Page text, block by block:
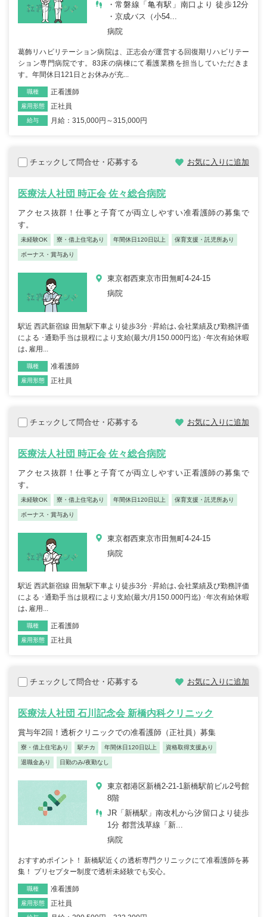
・常磐線「亀有駅」南口より 徒歩12分
・京成バス（小54...
病院
葛飾リハビリテーション病院は、正志会が運営する回復期リハビリテー
ション専門病院です。83床の病棟にて看護業務を担当していただきま
す。年間休日121日とお休みが充...
職種 正看護師
雇用形態 正社員
給与 月給：315,000円～315,000円
チェックして問合せ・応募する お気に入りに追加
医療法人社団 時正会 佐々総合病院
アクセス抜群！仕事と子育てが両立しやすい准看護師の募集で
す。
未経験OK 寮・借上住宅あり 年間休日120日以上 保育支援・託児所あり
ボーナス・賞与あり
東京都西東京市田無町4-24-15
病院
駅近 西武新宿線 田無駅下車より徒歩3分 ･昇給は､会社業績及び勤務評価
による ･通勤手当は規程により支給(最大/月150.000円迄) ･年次有給休暇
は､雇用...
職種 准看護師
雇用形態 正社員
チェックして問合せ・応募する お気に入りに追加
医療法人社団 時正会 佐々総合病院
アクセス抜群！仕事と子育てが両立しやすい正看護師の募集で
す。
未経験OK 寮・借上住宅あり 年間休日120日以上 保育支援・託児所あり
ボーナス・賞与あり
東京都西東京市田無町4-24-15
病院
駅近 西武新宿線 田無駅下車より徒歩3分 ･昇給は､会社業績及び勤務評価
による ･通勤手当は規程により支給(最大/月150.000円迄) ･年次有給休暇
は､雇用...
職種 正看護師
雇用形態 正社員
チェックして問合せ・応募する お気に入りに追加
医療法人社団 石川記念会 新橋内科クリニック
賞与年2回！透析クリニックでの准看護師（正社員）募集
寮・借上住宅あり 駅チカ 年間休日120日以上 資格取得支援あり
退職金あり 日勤のみ/夜勤なし
東京都港区新橋2-21-1新橋駅前ビル2号館
8階
JR「新橋駅」南改札から汐留口より徒歩
1分 都営浅草線「新...
病院
おすすめポイント！ 新橋駅近くの透析専門クリニックにて准看護師を募
集！ プリセプター制度で透析未経験でも安心。
職種 准看護師
雇用形態 正社員